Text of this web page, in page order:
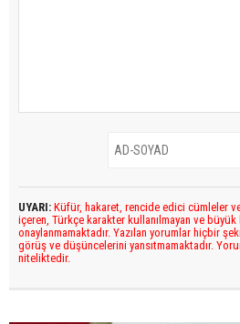
UYARI: Küfür, hakaret, rencide edici cümleler
içeren, Türkçe karakter kullanılmayan ve büyük
onaylanmamaktadır. Yazılan yorumlar hiçbir
görüş ve düşüncelerini yansıtmamaktadır.
niteliktedir.